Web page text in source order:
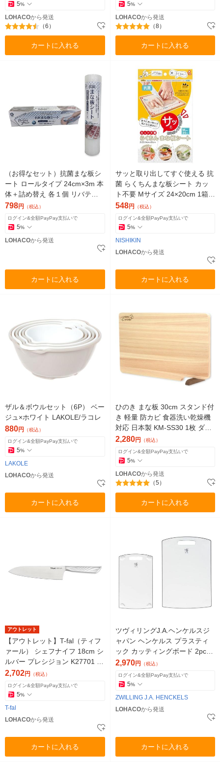
5%
LOHACOから発送
（6）
カートに入れる
5%
LOHACOから発送
（8）
カートに入れる
（お得なセット）抗菌まな板シ
ート ロールタイプ 24cm×3m 本
体＋詰め替え 各１個 リバティ
ーコーポレーション
798円 （税込）
ログイン&全額PayPay支払いで
5%
LOHACOから発送
カートに入れる
サッと取り出してすぐ使える 抗
菌 らくちんまな板シート カッ
ト不要 Mサイズ 24×20cm 1箱
（20枚入）錦尚金
548円 （税込）
ログイン&全額PayPay支払いで
5%
NISHIKIN
LOHACOから発送
カートに入れる
ザル＆ボウルセット（6P） ベー
ジュ×ホワイト LAKOLE/ラコレ
880円 （税込）
ログイン&全額PayPay支払いで
5%
LAKOLE
LOHACOから発送
カートに入れる
ひのき まな板 30cm スタンド付
き 軽量 防カビ 食器洗い乾燥機
対応 日本製 KM-SS30 1枚 ダイ
ワ産業
2,280円 （税込）
ログイン&全額PayPay支払いで
5%
LOHACOから発送
（5）
カートに入れる
アウトレット
【アウトレット】T-fal（ティフ
ァール） シェフナイフ 18cm シ
ルバー プレシジョン K27701 1
個
2,702円 （税込）
ログイン&全額PayPay支払いで
5%
T-fal
LOHACOから発送
カートに入れる
ツヴィリングJ.A.ヘンケルスジ
ャパン ヘンケルス プラスティ
ック カッティングボード 2pcs
セット 1セット
2,970円 （税込）
ログイン&全額PayPay支払いで
5%
ZWILLING J.A. HENCKELS
LOHACOから発送
カートに入れる